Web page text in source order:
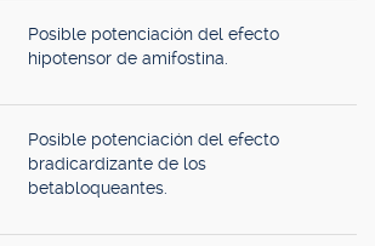
Posible potenciación del efecto
hipotensor de amifostina.
Posible potenciación del efecto
bradicardizante de los
betabloqueantes.